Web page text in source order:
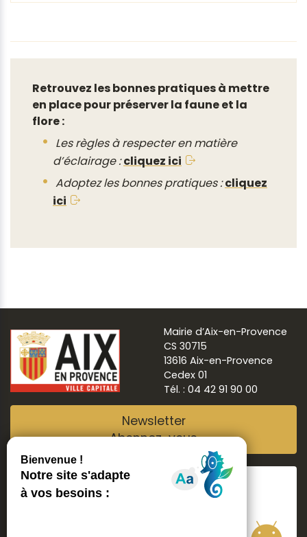
Retrouvez les bonnes pratiques à mettre
en place pour préserver la faune et la
flore :
Les règles à respecter en matière
d’éclairage : cliquez ici
Adoptez les bonnes pratiques : cliquez
ici
Mairie d’Aix-en-Provence
CS 30715
13616 Aix-en-Provence
Cedex 01
Tél. : 04 42 91 90 00
Newsletter
Abonnez-vous
Suivre Aix ma ville